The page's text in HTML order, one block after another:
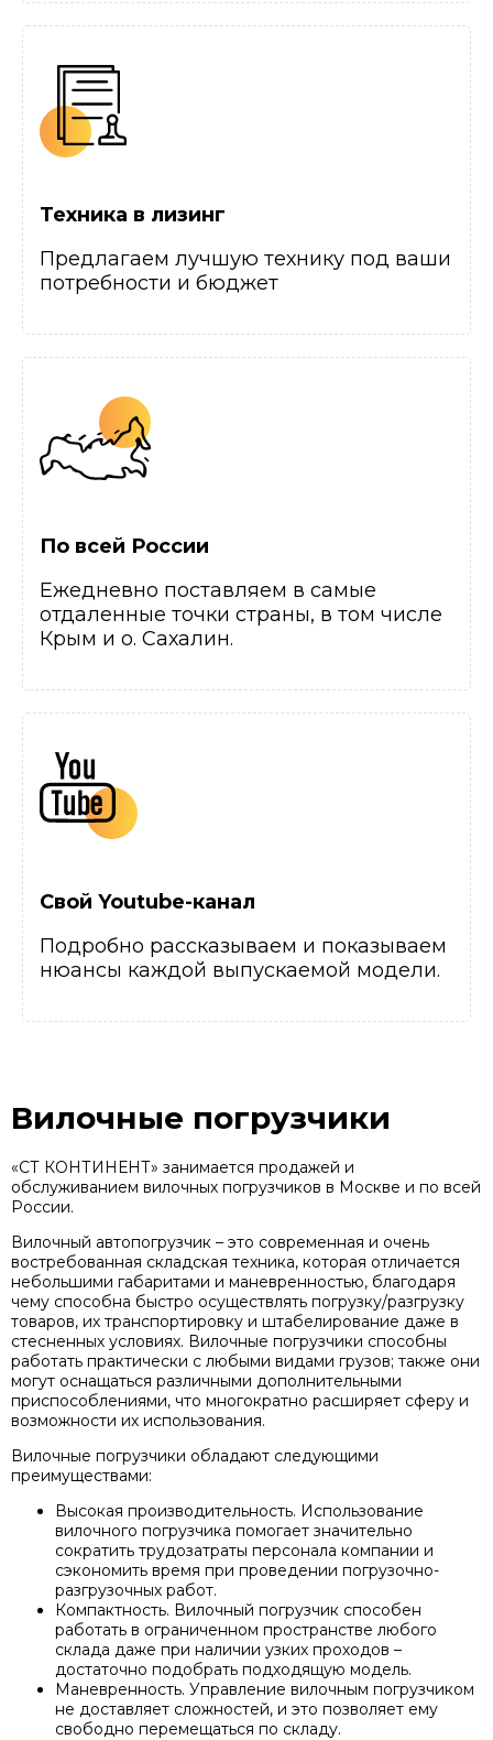
Техника в лизинг
Предлагаем лучшую технику под ваши
потребности и бюджет
По всей России
Ежедневно поставляем в самые
отдаленные точки страны, в том числе
Крым и о. Сахалин.
Свой Youtube-канал
Подробно рассказываем и показываем
нюансы каждой выпускаемой модели.
Вилочные погрузчики
«СТ КОНТИНЕНТ» занимается продажей и
обслуживанием вилочных погрузчиков в Москве и по всей
России.
Вилочный автопогрузчик – это современная и очень
востребованная складская техника, которая отличается
небольшими габаритами и маневренностью, благодаря
чему способна быстро осуществлять погрузку/разгрузку
товаров, их транспортировку и штабелирование даже в
стесненных условиях. Вилочные погрузчики способны
работать практически с любыми видами грузов; также они
могут оснащаться различными дополнительными
приспособлениями, что многократно расширяет сферу и
возможности их использования.
Вилочные погрузчики обладают следующими
преимуществами:
Высокая производительность. Использование
вилочного погрузчика помогает значительно
сократить трудозатраты персонала компании и
сэкономить время при проведении погрузочно-
разгрузочных работ.
Компактность. Вилочный погрузчик способен
работать в ограниченном пространстве любого
склада даже при наличии узких проходов –
достаточно подобрать подходящую модель.
Маневренность. Управление вилочным погрузчиком
не доставляет сложностей, и это позволяет ему
свободно перемещаться по складу.